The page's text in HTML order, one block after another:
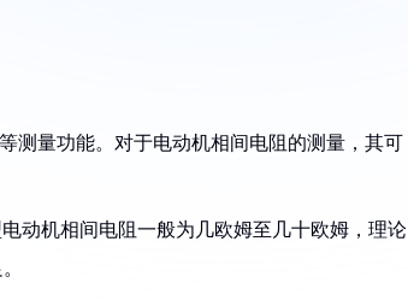
测量功能。对于电动机相间电阻的测量，其可
动机相间电阻一般为几欧姆至几十欧姆，理论